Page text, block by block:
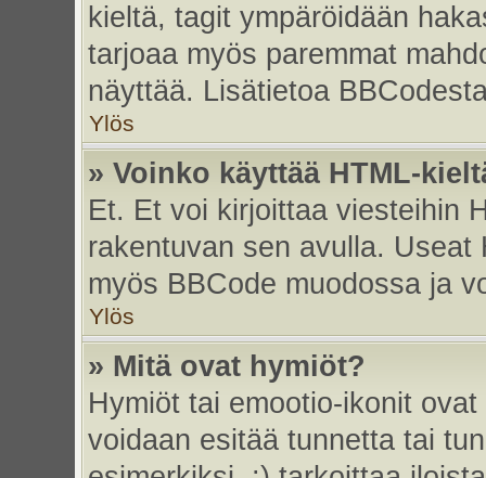
kieltä, tagit ympäröidään
tarjoaa myös paremmat
näyttää. Lisätietoa
Ylös
» Voinko käyttää HTML-
Et. Et voi kirjoittaa viesteihin
rakentuvan sen avulla.
myös BBCode muodossa ja
Ylös
» Mitä ovat hymiöt?
Hymiöt tai emootio-ikonit
voidaan esitää tunnetta tai